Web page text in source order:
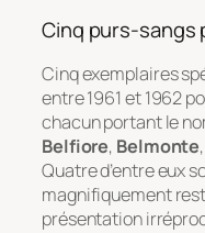
Cinq purs-sangs
Cinq exemplaires
entre 1961 et 1962
chacun portant le
Belfiore, Belmonte,
Quatre d’entre eux
magnifiquement
présentation